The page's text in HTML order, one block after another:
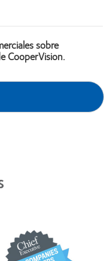
sobre
CooperVision.
Learn
more
about